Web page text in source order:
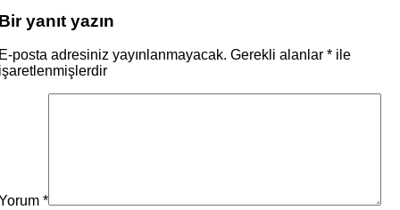
yanıt yazın
posta adresiniz yayınlanmayacak. Gerekli alanlar * ile
*